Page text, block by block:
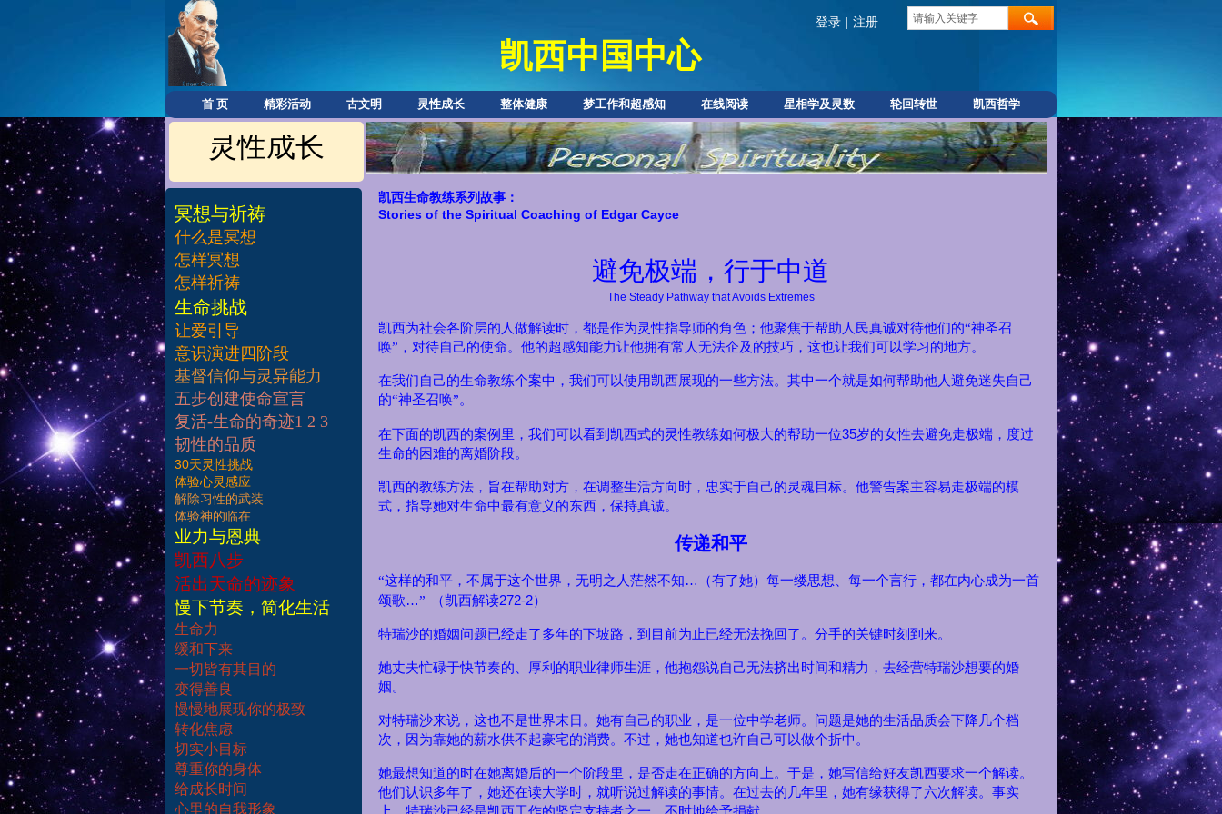
凯西中国中心
登录 注册
首 页 精彩活动 古文明 灵性成长 整体健康 梦工作和超感知 在线阅读 星相学及灵数 轮回转世 凯西哲学
灵性成长
冥想与祈祷
什么是冥想
怎样冥想
怎样祈祷
​生命挑战
让爱引导
意识演进四阶段
基督信仰与灵异能力
五步创建使命宣言
复活-生命的奇迹1 2 3
韧性的品质
30天灵性挑战
体验心灵感应
解除习性的武装
体验神的临在
业力与恩典
凯西八步
活出天命的迹象
慢下节奏，简化生活
生命力
缓和下来
一切皆有其目的
变得善良
慢慢地展现你的极致
转化焦虑
切实小目标
尊重你的身体
给成长时间
心里的自我形象
凯西生命教练系列故事：
Stories of the Spiritual Coaching of Edgar Cayce
避免极端，行于中道
The Steady Pathway that Avoids Extremes
凯西为社会各阶层的人做解读时，都是作为灵性指导师的角色；他聚焦于帮助人民真诚对待他们的“神圣召
唤”，对待自己的使命。他的超感知能力让他拥有常人无法企及的技巧，这也让我们可以学习的地方。
在我们自己的生命教练个案中，我们可以使用凯西展现的一些方法。其中一个就是如何帮助他人避免迷失自己
的“神圣召唤”。
在下面的凯西的案例里，我们可以看到凯西式的灵性教练如何极大的帮助一位35岁的女性去避免走极端，度过
生命的困难的离婚阶段。
凯西的教练方法，旨在帮助对方，在调整生活方向时，忠实于自己的灵魂目标。他警告案主容易走极端的模
式，指导她对生命中最有意义的东西，保持真诚。
传递和平
“这样的和平，不属于这个世界，无明之人茫然不知…
（有了她）每一缕思想、每一个言行，都在内心成为一首
颂歌…” （凯西解读272-2）
特瑞沙的婚姻问题已经走了多年的下坡路，到目前为止已经无法挽回了。分手的关键时刻到来。
她丈夫忙碌于快节奏的、厚利的职业律师生涯，他抱怨说自己无法挤出时间和精力，去经营特瑞沙想要的婚
姻。
对特瑞沙来说，这也不是世界末日。她有自己的职业，是一位中学老师。问题是她的生活品质会下降几个档
次，因为靠她的薪水供不起豪宅的消费。不过，她也知道也许自己可以做个折中。
她最想知道的时在她离婚后的一个阶段里，是否走在正确的方向上。于是，她写信给好友凯西要求一个解读。
他们认识多年了，她还在读大学时，就听说过解读的事情。在过去的几年里，她有缘获得了六次解读。事实